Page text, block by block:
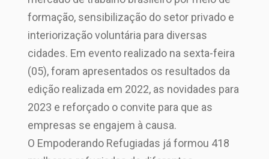
formação, sensibilização do setor privado e
interiorização voluntária para diversas
cidades. Em evento realizado na sexta-feira
(05), foram apresentados os resultados da
edição realizada em 2022, as novidades para
2023 e reforçado o convite para que as
empresas se engajem à causa.
O Empoderando Refugiadas já formou 418